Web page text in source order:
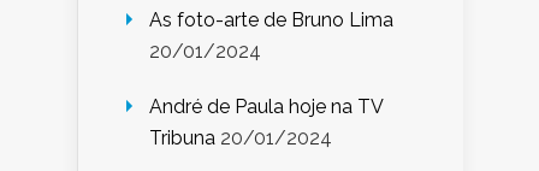
As foto-arte de Bruno Lima
20/01/2024
André de Paula hoje na TV
Tribuna 20/01/2024